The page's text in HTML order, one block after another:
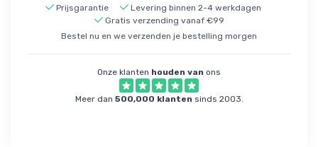
Prijsgarantie
Levering binnen 2-4 werkdagen
Gratis verzending vanaf €99
Bestel nu en we verzenden je bestelling morgen
Onze klanten houden van ons
Meer dan 500,000 klanten sinds 2003.